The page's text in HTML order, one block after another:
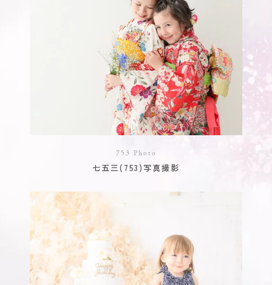
753 Photo
七五三(753)写真撮影